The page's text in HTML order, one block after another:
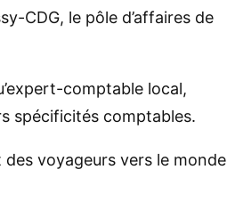
CDG, le pôle d’affaires de
comptable local,
spécificités comptables.
voyageurs vers le monde